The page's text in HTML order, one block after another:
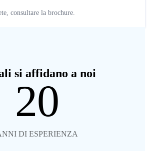
consultare la brochure.
si affidano a noi
20
DI ESPERIENZA